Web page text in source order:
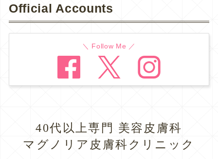
Official Accounts
＼ Follow Me ／
40代以上専門 美容皮膚科
マグノリア皮膚科クリニック